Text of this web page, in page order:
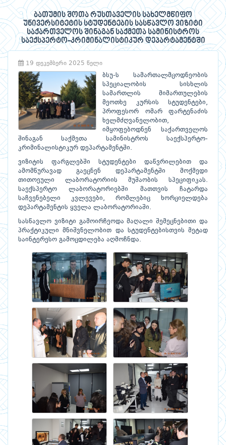
ბათუმის შოთა რუსთაველის სახელმწიფო
უნივერსიტეტის სტუდენტების სასწავლო ვიზიტი
საქართველოს შინაგან საქმეთა სამინისტროს
საექსპერტო-კრიმინალისტიკურ დეპარტამენტში
19 დეკემბერი 2025 წელი
ბსუ-ს სამართალმცოდნეობის
სპეციალობის სისხლის
სამართლის მიმართულების
მეოთხე კურსის სტუდენტები,
პროფესორ ომარ ფარტენაძის
ხელმძღვანელობით,
იმყოფებოდნენ საქართველოს
შინაგან საქმეთა სამინისტროს საექსპერტო-
კრიმინალისტიკურ დეპარტამენტში.
ვიზიტის ფარგლებში სტუდენტები დაწვრილებით და
ამომწურავად გაეცნენ დეპარტამენტში მოქმედი
თითოეული ლაბორატორიის მუშაობის სპეციფიკას.
საექსპერტო ლაბორატორიებში მათთვის ჩატარდა
საჩვენებელი კვლევები, რომლებიც ხორციელდება
დეპარტამენტის ყველა ლაბორატორიაში.
სასწავლო ვიზიტი გამოირჩეოდა მაღალი შემეცნებითი და
პრაქტიკული მნიშვნელობით და სტუდენტებისთვის მეტად
საინტერესო გამოცდილება აღმოჩნდა.